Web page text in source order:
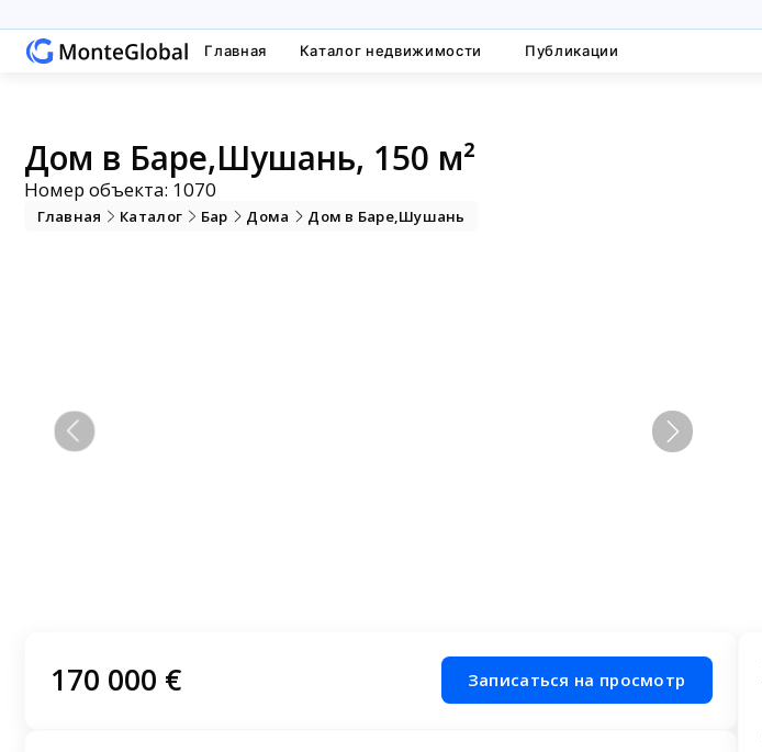
Главная Каталог недвижимости Публикации
Дом в Баре,Шушань, 150 м²
Номер объекта: 1070
Главная Каталог Бар Дома Дом в Баре,Шушань
170 000 € Записаться на просмотр